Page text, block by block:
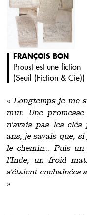
FRANÇOIS BON
Proust est une fiction
(Seuil (Fiction & Cie))
« Longtemps je me
mur. Une
n'avais pas les
ans, je savais que,
le chemin... Puis
l'Inde, un froid
s'étaient enchaînées
»